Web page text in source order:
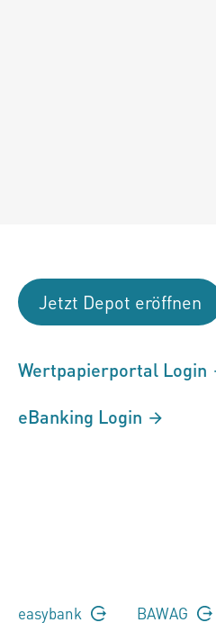
Jetzt Depot eröffnen
Wertpapierportal Login
eBanking Login
easybank BAWAG